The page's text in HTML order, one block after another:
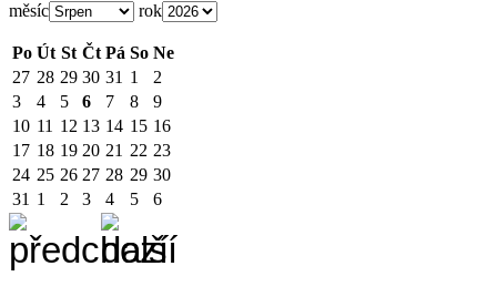
měsíc rok
Po Út St Čt Pá So Ne
27 28 29 30 31 1
2
3
4 5 6 7 8
9
10 11 12 13 14 15 16
17 18 19 20 21 22 23
24 25 26 27 28 29 30
31 1 2 3 4 5 6